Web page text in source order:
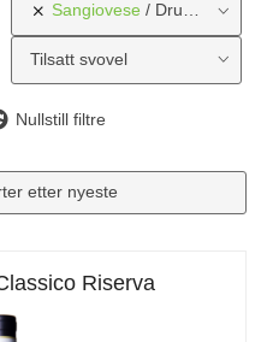
Sangiovese Druetype
Tilsatt svovel
Nullstill filtre
Riserva